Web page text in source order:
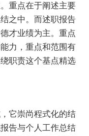
重点在于阐述主要
之中。而述职报告
才业绩为主。重点
力，重点和范围有
职责这个基点精选
它崇尚程式化的结
告与个人工作总结